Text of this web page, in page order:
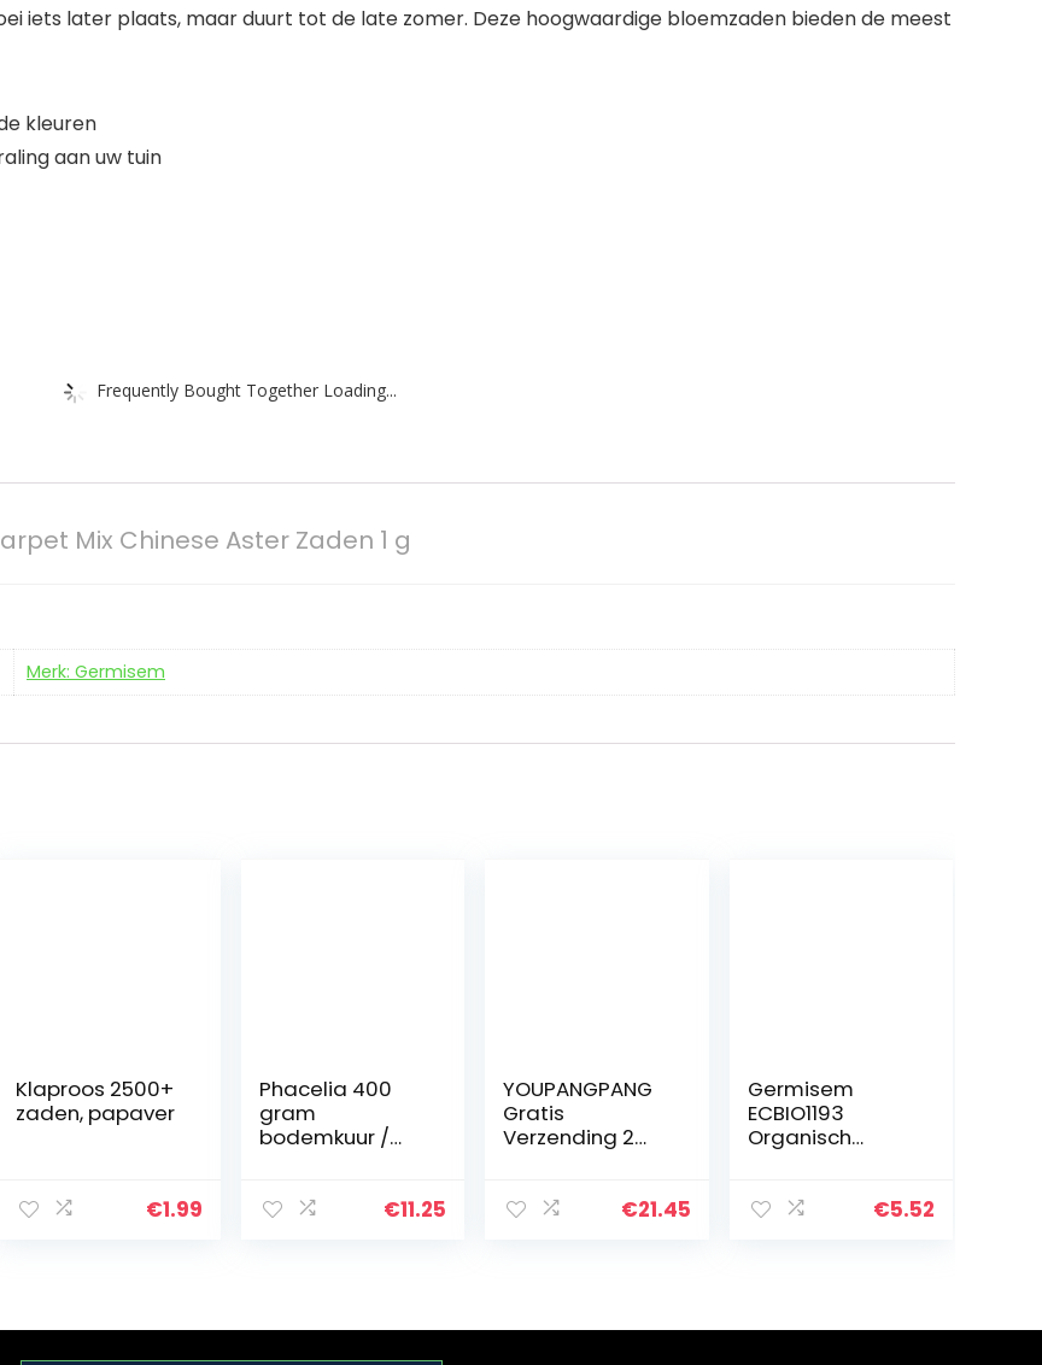
iets later plaats, maar duurt tot de late zomer. Deze hoogwaardige bloemzaden bieden de meest
kleuren
aan uw tuin
Frequently Bought Together Loading...
Mix Chinese Aster Zaden 1 g
Merk: Germisem
Klaproos 2500+
zaden, papaver
€1.99
Phacelia 400
gram
bodemkuur /
€11.25
YOUPANGPANG
Gratis
Verzending 2
Planten Bonsai
€21.45
Germisem
ECBIO1193
Organisch
Goudsbloem€5.52